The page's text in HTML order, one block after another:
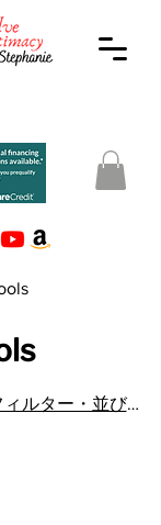
ィルター・並び替え